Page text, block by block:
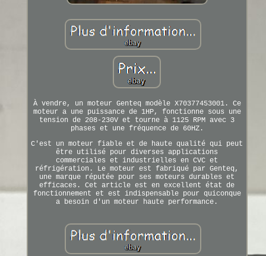
À vendre, un moteur Genteq modèle X70377453001. Ce
moteur a une puissance de 1HP, fonctionne sous une
tension de 208-230V et tourne à 1125 RPM avec 3
phases et une fréquence de 60HZ.
C'est un moteur fiable et de haute qualité qui peut
être utilisé pour diverses applications
commerciales et industrielles en CVC et
réfrigération. Le moteur est fabriqué par Genteq,
une marque réputée pour ses moteurs durables et
efficaces. Cet article est en excellent état de
fonctionnement et est indispensable pour quiconque
a besoin d'un moteur haute performance.